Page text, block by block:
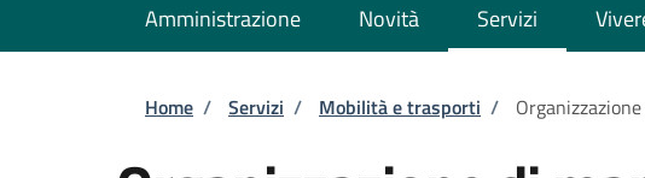
Amministrazione Novità Servizi
Briciole di pane
Home / Servizi / Mobilità e trasporti /